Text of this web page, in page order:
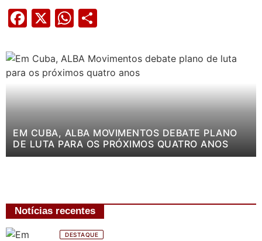
Facebook
X WhatsApp
EM CUBA, ALBA MOVIMENTOS DEBATE PLANO
DE LUTA PARA OS PRÓXIMOS QUATRO ANOS
Notícias recentes
DESTAQUE